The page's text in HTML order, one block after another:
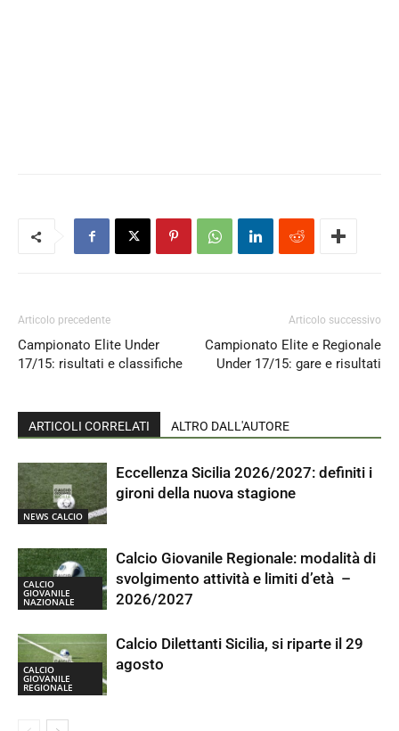
Articolo precedente
Campionato Elite Under
17/15: risultati e classifiche
Articolo successivo
Campionato Elite e Regionale
Under 17/15: gare e risultati
ARTICOLI CORRELATI ALTRO DALL'AUTORE
NEWS CALCIO
Eccellenza Sicilia 2026/2027: definiti i
gironi della nuova stagione
CALCIO
GIOVANILE
NAZIONALE
Calcio Giovanile Regionale: modalità di
svolgimento attività e limiti d’età –
2026/2027
CALCIO
GIOVANILE
REGIONALE
Calcio Dilettanti Sicilia, si riparte il 29
agosto